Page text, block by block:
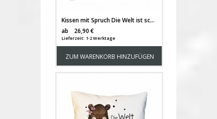
Kissen mit Spruch Die Welt ist schön weil du drauf bist & Hase Häschen Herz Blumenkranz inkl Füllung Dekokissen Zierkissen Spruchkissen Motto Zitat bedruckt ks311
ab
26,90 €
Lieferzeit: 1-2 Werktage
ZUM WARENKORB HINZUFÜGEN